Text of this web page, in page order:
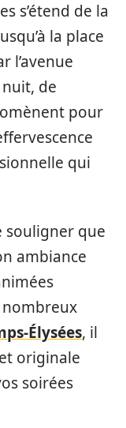
s’étend de la
la place
l’avenue
de
pour
qui
souligner que
ambiance
nombreux
Élysées, il
originale
soirées